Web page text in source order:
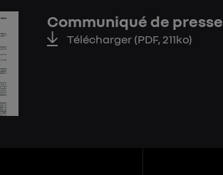
Communiqué de presse
Télécharger (PDF, 211ko)